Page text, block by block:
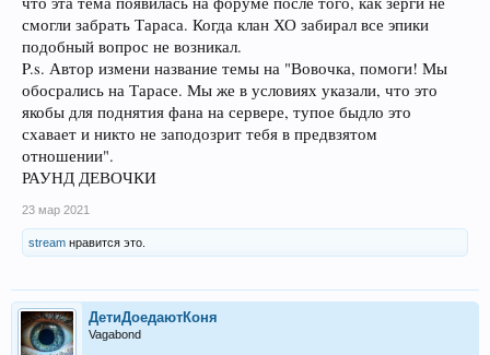
смогли забрать Тараса. Когда клан ХО забирал все эпики
подобный вопрос не возникал.
P.s. Автор измени название темы на "Вовочка, помоги! Мы
обосрались на Тарасе. Мы же в условиях указали, что это
якобы для поднятия фана на сервере, тупое быдло это
схавает и никто не заподозрит тебя в предвзятом
отношении".
РАУНД ДЕВОЧКИ
23 мар 2021
stream нравится это.
ДетиДоедаютКоня
Vagabond